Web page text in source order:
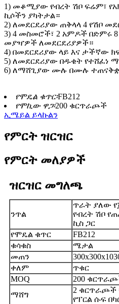
1) መቆሚያው የብረት ሽቦ ፍሬም፣
ኪሶችን ያካትታል።
2) ለመደርደሪያው ጠቅላላ 4 የሽቦ
3) 4 መስመሮች፣ 2 አምዶች በድምሩ
መያዣዎች ለመደርደሪያዎች።
4) በመደርደሪያው ላይ እና ታችኛው
5) ለመደርደሪያው በዱቄት የተሸፈነ
6) ለማሸጊያው ሙሉ በሙሉ
የሞዴል ቁጥር፡FB212
የሞኪው ዋጋ፡200 ቁርጥራጮች
ኢሜይል ይላኩልን
የምርት ዝርዝር
የምርት መለያዎች
ዝርዝር መግለጫ
ንጥል
ጥራት ያለው
የብረት ሽቦ
ኪስ ጋር
የሞዴል ቁጥር
FB212
ቁሳቁስ
ሜታል
መጠን
ቀለም
ጥቁር
MOQ
200
ማሸግ
2 ቁርጥራጮች
የፐርል ሱፍ